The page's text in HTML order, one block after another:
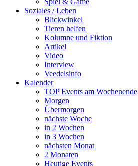
Spiel & Game
Soziales / Leben
Blickwinkel
Tieren helfen
Kolumne und Fiktion
Artikel
Video
Interview
Veedelsinfo
Kalender
TOP Events am Wochenende
Morgen
Übermorgen
nächste Woche
in 2 Wochen
in 3 Wochen
nächsten Monat
2 Monaten
Heutige Events